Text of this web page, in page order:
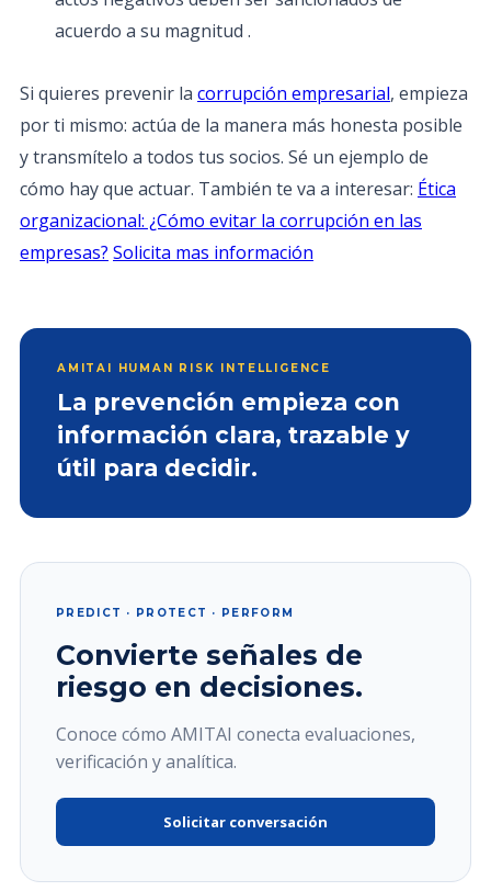
acuerdo a su magnitud .
Si quieres prevenir la corrupción empresarial, empieza
por ti mismo: actúa de la manera más honesta posible
y transmítelo a todos tus socios. Sé un ejemplo de
cómo hay que actuar. También te va a interesar: Ética
organizacional: ¿Cómo evitar la corrupción en las
empresas? Solicita mas información
AMITAI HUMAN RISK INTELLIGENCE
La prevención empieza con
información clara, trazable y
útil para decidir.
PREDICT · PROTECT · PERFORM
Convierte señales de
riesgo en decisiones.
Conoce cómo AMITAI conecta evaluaciones,
verificación y analítica.
Solicitar conversación